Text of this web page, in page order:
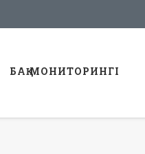
БАҚ МОНИТОРИНГI